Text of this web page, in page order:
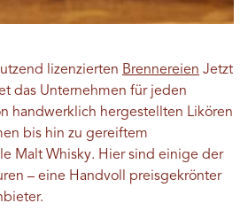
lizenzierten Brennereien Jetzt
das Unternehmen für jeden
handwerklich hergestellten Likören
bis hin zu gereiftem
Malt Whisky. Hier sind einige der
– eine Handvoll preisgekrönter